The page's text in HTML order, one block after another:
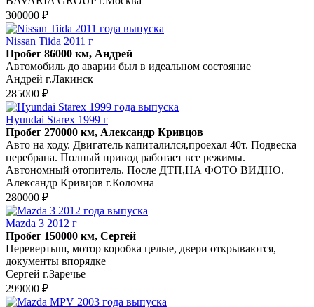
300000 ₽
Nissan Tiida 2011 г
Пробег 86000 км, Андрей
Автомобиль до аварии был в идеальном состояние
Андрей г.Лакинск
285000 ₽
Hyundai Starex 1999 г
Пробег 270000 км, Александр Кривцов
Авто на ходу. Двигатель капиталился,проехал 40т. Подвеска
перебрана. Полный привод работает все режимы.
Автономный отопитель. После ДТП,НА ФОТО ВИДНО.
Александр Кривцов г.Коломна
280000 ₽
Mazda 3 2012 г
Пробег 150000 км, Сергей
Перевертыш, мотор коробка целые, двери открываются,
документы впорядке
Сергей г.Заречье
299000 ₽